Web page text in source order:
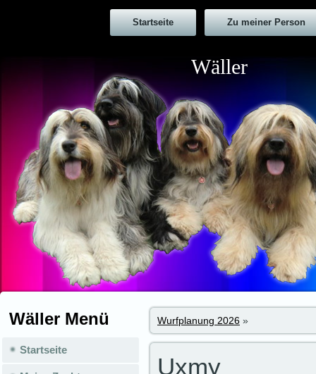
Startseite Zu meiner Person
Wäller
Wäller Menü
Startseite
Wurfplanung 2026 »
Uxmy